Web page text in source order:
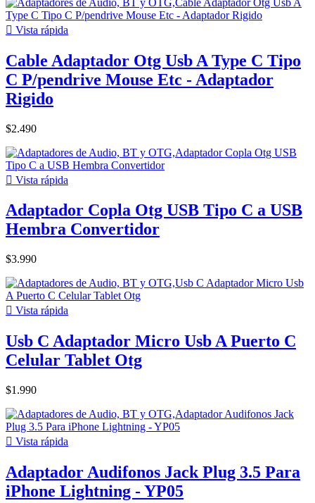
 Vista rápida
Cable Adaptador Otg Usb A Type C Tipo
C P/pendrive Mouse Etc - Adaptador
Rigido
$2.490
 Vista rápida
Adaptador Copla Otg USB Tipo C a USB
Hembra Convertidor
$3.990
 Vista rápida
Usb C Adaptador Micro Usb A Puerto C
Celular Tablet Otg
$1.990
 Vista rápida
Adaptador Audifonos Jack Plug 3.5 Para
iPhone Lightning - YP05